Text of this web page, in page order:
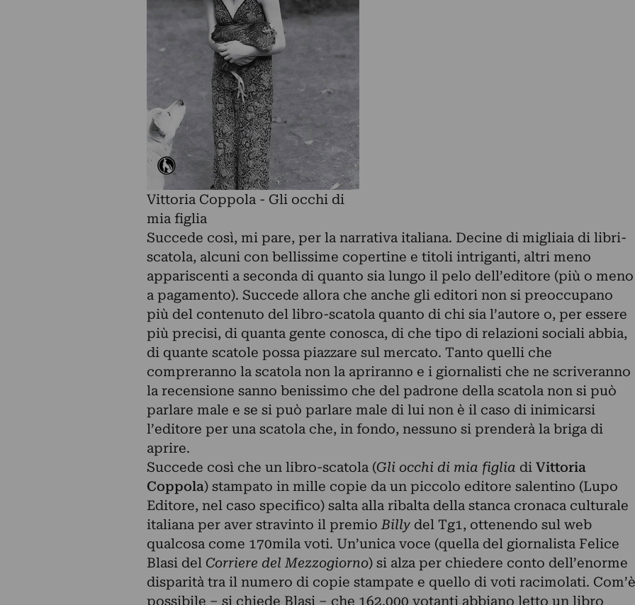
Vittoria Coppola - Gli occhi di
mia figlia
Succede così, mi pare, per la narrativa italiana. Decine di migliaia di libri-
scatola, alcuni con bellissime copertine e titoli intriganti, altri meno
appariscenti a seconda di quanto sia lungo il pelo dell’editore (più o meno
a pagamento). Succede allora che anche gli editori non si preoccupano
più del contenuto del libro-scatola quanto di chi sia l’autore o, per essere
più precisi, di quanta gente conosca, di che tipo di relazioni sociali abbia,
di quante scatole possa piazzare sul mercato. Tanto quelli che
compreranno la scatola non la apriranno e i giornalisti che ne scriveranno
la recensione sanno benissimo che del padrone della scatola non si può
parlare male e se si può parlare male di lui non è il caso di inimicarsi
l’editore per una scatola che, in fondo, nessuno si prenderà la briga di
aprire.
Succede così che un libro-scatola (Gli occhi di mia figlia di Vittoria
Coppola) stampato in mille copie da un piccolo editore salentino (Lupo
Editore, nel caso specifico) salta alla ribalta della stanca cronaca culturale
italiana per aver stravinto il premio Billy del Tg1, ottenendo sul web
qualcosa come 170mila voti. Un’unica voce (quella del giornalista Felice
Blasi del Corriere del Mezzogiorno) si alza per chiedere conto dell’enorme
disparità tra il numero di copie stampate e quello di voti racimolati. Com’è
possibile – si chiede Blasi – che 162.000 votanti abbiano letto un libro